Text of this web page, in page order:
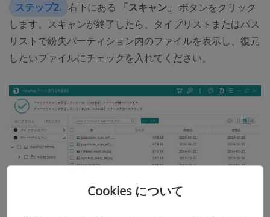
ステップ2. 右下にある 「スキャン」
ボタンをクリック
します。スキャンが終了したら、タイプリストまたはパス
リストで紛失パーティション内のファイルを表示し、復元
したいファイルにチェックを入れてください。
Cookies について